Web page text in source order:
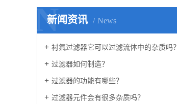
新闻资讯 News
N
衬氟过滤器它可以过滤流体中的杂质吗？
过滤器如何制造？
过滤器的功能有哪些？
过滤器元件会有很多杂质吗？